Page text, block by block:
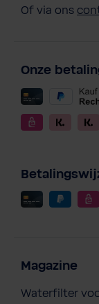
Of via ons
Onze
Magazine
Waterfilter